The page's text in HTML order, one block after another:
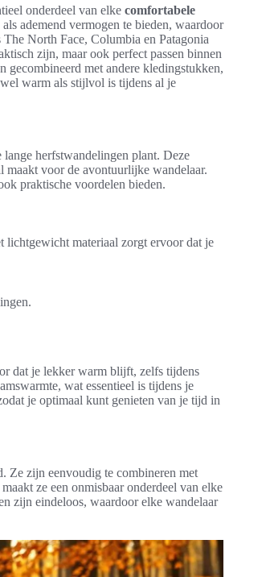
onderdeel van elke comfortabele
ademend vermogen te bieden, waardoor
North Face, Columbia en Patagonia
zijn, maar ook perfect passen binnen
gecombineerd met andere kledingstukken,
warm als stijlvol is tijdens al je
herfstwandelingen plant. Deze
voor de avontuurlijke wandelaar.
praktische voordelen bieden.
materiaal zorgt ervoor dat je
dat je lekker warm blijft, zelfs tijdens
wat essentieel is tijdens je
je optimaal kunt genieten van je tijd in
Ze zijn eenvoudig te combineren met
ze een onmisbaar onderdeel van elke
zijn eindeloos, waardoor elke wandelaar